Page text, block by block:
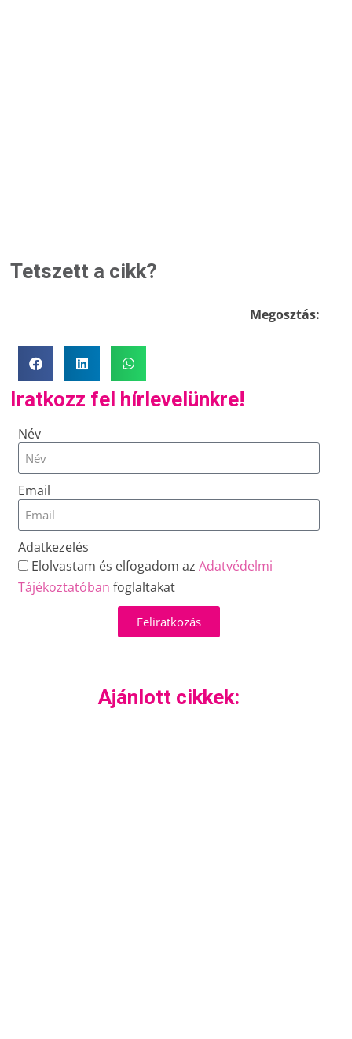
Tetszett a cikk?
Megosztás:
Iratkozz fel hírlevelünkre!
Név
Email
Adatkezelés
Elolvastam és elfogadom azAdatvédelmi
Tájékoztatóban foglaltakat
Feliratkozás
Ajánlott cikkek: